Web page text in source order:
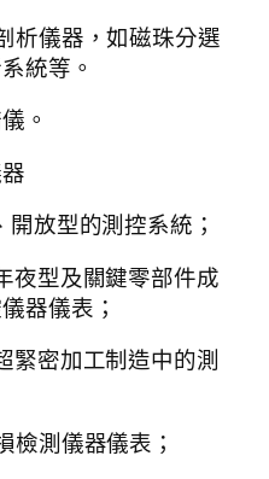
析儀器，如磁珠分選
統等。
。
開放型的測控系統；
夜型及關鍵零部件成
器儀表；
緊密加工制造中的測
檢測儀器儀表；